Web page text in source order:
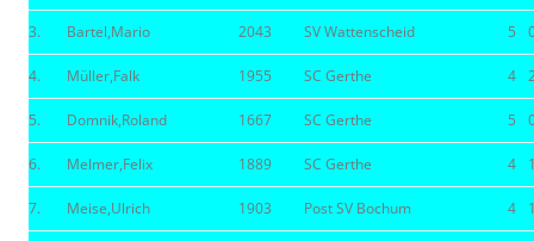
3. Bartel,Mario 2043 SV Wattenscheid 5
4. Müller,Falk 1955 SC Gerthe 4
5. Domnik,Roland 1667 SC Gerthe 5
6. Melmer,Felix 1889 SC Gerthe 4
7. Meise,Ulrich 1903 Post SV Bochum 4